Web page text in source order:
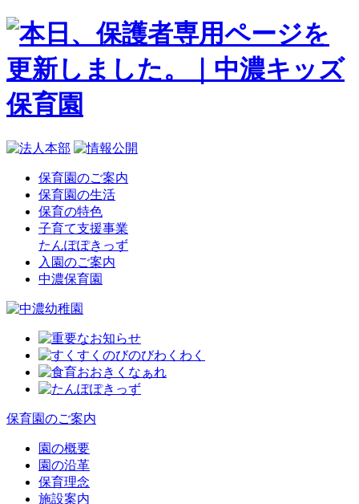
保育園のご案内
保育園の生活
保育の特色
子育て支援事業
たんぽぽきっず
入園のご案内
中濃保育園
保育園のご案内
園の概要
園の沿革
保育理念
施設案内